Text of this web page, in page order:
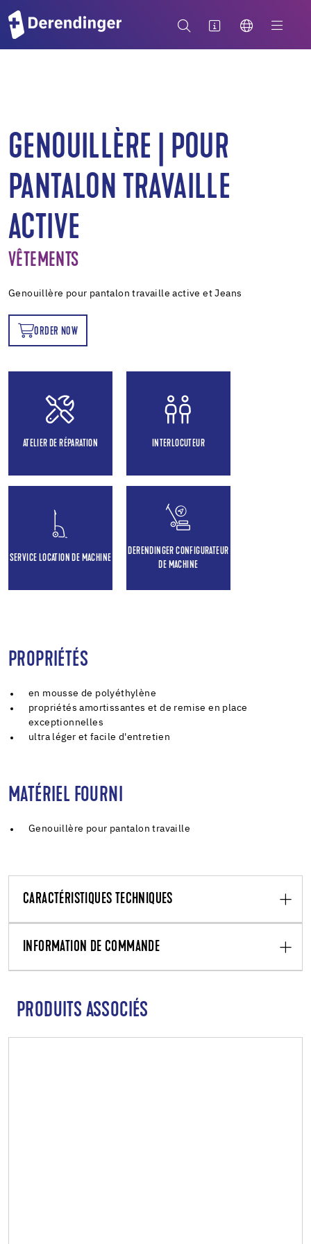
GENOUILLÈRE | POUR
PANTALON TRAVAILLE
ACTIVE
VÊTEMENTS
Genouillère pour pantalon travaille active et Jeans
ORDER NOW
ATELIER DE RÉPARATION INTERLOCUTEUR
SERVICE LOCATION DE MACHINE
DERENDINGER CONFIGURATEUR
DE MACHINE
PROPRIÉTÉS
en mousse de polyéthylène
propriétés amortissantes et de remise en place
exceptionnelles
ultra léger et facile d'entretien
MATÉRIEL FOURNI
Genouillère pour pantalon travaille
CARACTÉRISTIQUES TECHNIQUES
INFORMATION DE COMMANDE
PRODUITS ASSOCIÉS